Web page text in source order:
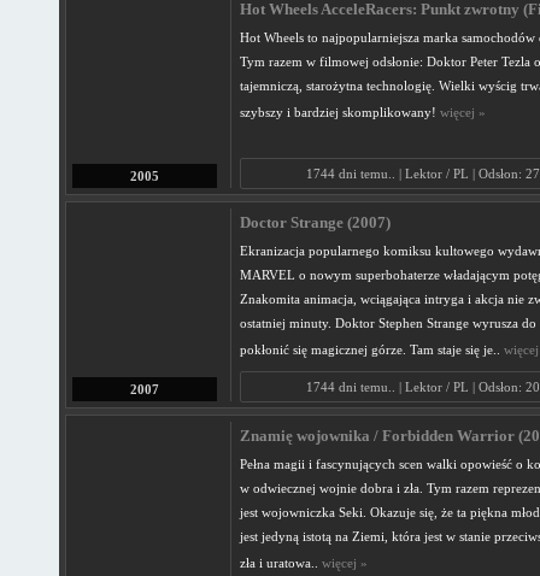
2005
Hot Wheels AcceleRacers: Punkt zwrotny
Hot Wheels to najpopularniejsza marka samochodów
Tym razem w filmowej odsłonie: Doktor Peter Tezla
tajemniczą, starożytna technologię. Wielki wyścig
szybszy i bardziej skomplikowany! więcej »
1744 dni temu.. | Lektor / PL | Odsłon:
2007
Doctor Strange (2007)
Ekranizacja popularnego komiksu kultowego
MARVEL o nowym superbohaterze władającym
Znakomita animacja, wciągająca intryga i akcja nie
ostatniej minuty. Doktor Stephen Strange wyrusza
pokłonić się magicznej górze. Tam staje się je..
1744 dni temu.. | Lektor / PL | Odsłon:
Znamię wojownika / Forbidden Warrior
Pełna magii i fascynujących scen walki opowieść o
w odwiecznej wojnie dobra i zła. Tym razem
jest wojowniczka Seki. Okazuje się, że ta piękna
jest jedyną istotą na Ziemi, która jest w stanie
zła i uratowa.. więcej »